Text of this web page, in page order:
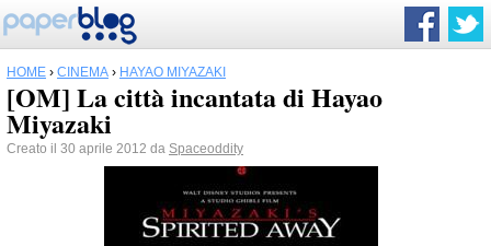
HOME › CINEMA › HAYAO MIYAZAKI
[OM] La città incantata di Hayao
Miyazaki
Creato il 30 aprile 2012 da Spaceoddity